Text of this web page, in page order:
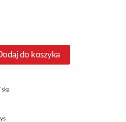
do koszyka
ska